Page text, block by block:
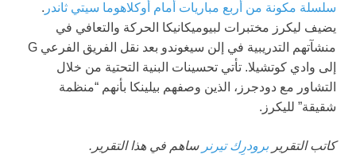
سلسلة مكونة من أربع مباريات أمام أوكلاهوما سيتي ثاندر .
يضيف ليكرز مختبرات لبيوميكانيكا الحركة والتعافي في
منشآتهم التدريبية في إلن سيغوندو بعد نقل الفريق الفرعي G
إلى وادي كوتشيلا. تأتي تحسينات البنية التحتية من خلال
التشاور مع دودجرز، الذين وصفهم بيلينكا بأنهم “منظمة
شقيقة” لليكرز.
كاتب التقرير برودرِك تيرنر ساهم في هذا التقرير.